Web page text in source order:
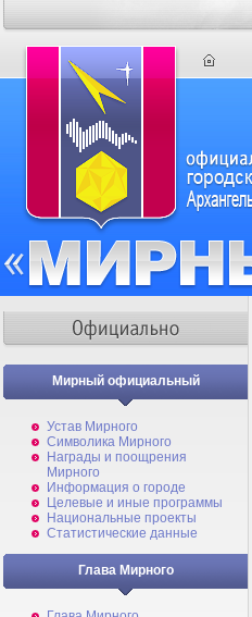
Мирный официальный
Устав Мирного
Символика Мирного
Награды и поощрения
Мирного
Информация о городе
Целевые и иные программы
Национальные проекты
Статистические данные
Глава Мирного